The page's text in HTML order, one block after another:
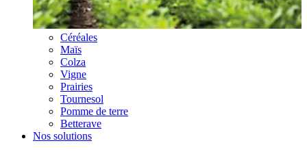
Céréales
Maïs
Colza
Vigne
Prairies
Tournesol
Pomme de terre
Betterave
Nos solutions